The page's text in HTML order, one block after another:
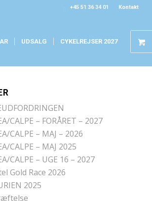
Kontakt
+45 51 36 34 01
UDSALG CYKELREJSER 2027
CALPE – FORÅRET – 2027
CALPE – MAJ – 2026
CALPE – MAJ 2025
CALPE – UGE 16 – 2027
Gold Race 2026
2025